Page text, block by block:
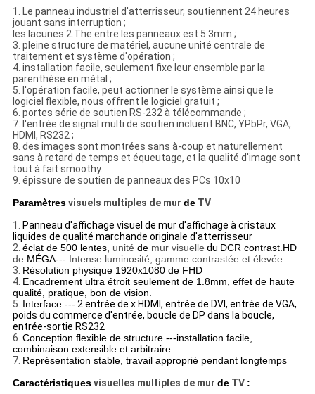
1. Le panneau industriel d'atterrisseur, soutiennent 24 heures
jouant sans interruption ;
les lacunes 2.The entre les panneaux est 5.3mm ;
3. pleine structure de matériel, aucune unité centrale de
traitement et système d'opération ;
4. installation facile, seulement fixe leur ensemble par la
parenthèse en métal ;
5. l'opération facile, peut actionner le système ainsi que le
logiciel flexible, nous offrent le logiciel gratuit ;
6. portes série de soutien RS-232 à télécommande ;
7. l'entrée de signal multi de soutien incluent BNC, YPbPr, VGA,
HDMI, RS232 ;
8. des images sont montrées sans à-coup et naturellement
sans à retard de temps et équeutage, et la qualité d'image sont
tout à fait smoothy.
9. épissure de soutien de panneaux des PCs 10x10
Paramètresvisuels multiples de mur deTV
1. Panneau d'affichage visuel de mur d'affichage à cristaux
liquides de qualité marchande originale d'atterrisseur
2. éclat de 500 lentes, unité demur visuelle du DCR contrast.HD
de MÉGA--- Intense luminosité, gamme contrastée et élevée.
3. Résolution physique 1920x1080 de FHD
4. Encadrement ultra étroit seulement de 1.8mm, effet de haute
qualité, pratique, bon de vision.
5. Interface --- 2 entrée de x HDMI, entrée de DVI, entrée de VGA,
poids du commerce d'entrée, boucle de DP dans la boucle,
entrée-sortie RS232
6. Conception flexible de structure ---installation facile,
combinaison extensible et arbitraire
7. Représentation stable, travail approprié pendant longtemps
Caractéristiquesvisuelles multiples de mur deTV :